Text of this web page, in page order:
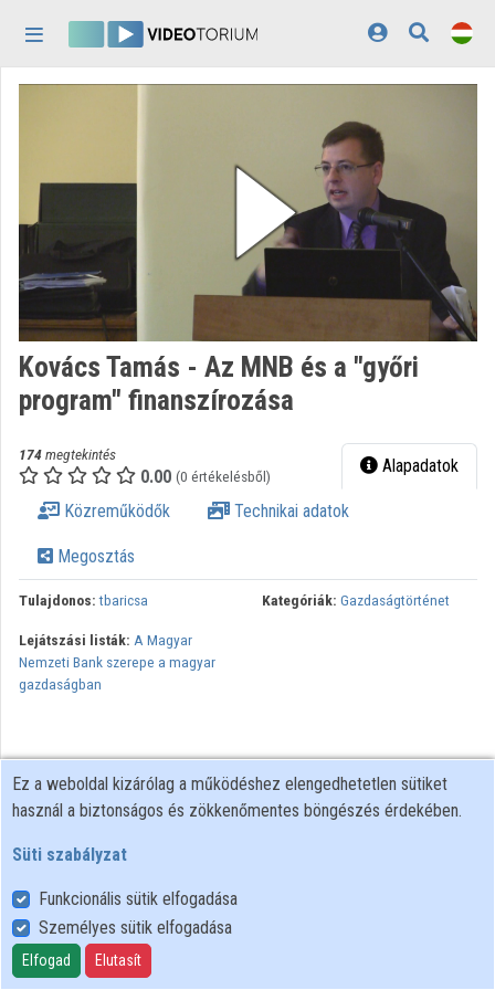
Felfedezés
Kategóriák
Lejátszási listák
Intézmények
Közreműködők
Kovács Tamás - Az MNB és a "győri
program" finanszírozása
174megtekintés
0.00 (0 értékelésből) Alapadatok
Közreműködők Technikai adatok
Megosztás
Tulajdonos: tbaricsa Kategóriák: Gazdaságtörténet
Lejátszási listák: A Magyar
Nemzeti Bank szerepe a magyar
gazdaságban
Felhasználói szabályzat
Adatkezelési tájékoztató
Süti szabályzat
Ez a weboldal kizárólag a működéshez elengedhetetlen sütiket
használ a biztonságos és zökkenőmentes böngészés érdekében.
Süti szabályzat
Funkcionális sütik elfogadása
Személyes sütik elfogadása
Elfogad Elutasít